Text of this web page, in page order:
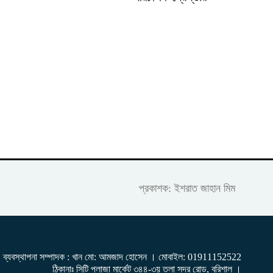
প্রকাশক: ইশরাত জাহান মিম
ব্যবস্থাপনা সম্পাদক : খান মো: আমজাদ হোসেন । মোবাইল: 01911152522
ঠিকানাঃ সিটি প্লাজা মার্কেট ৩৪৪-৩য় তলা সদর রোড, বরিশাল ।